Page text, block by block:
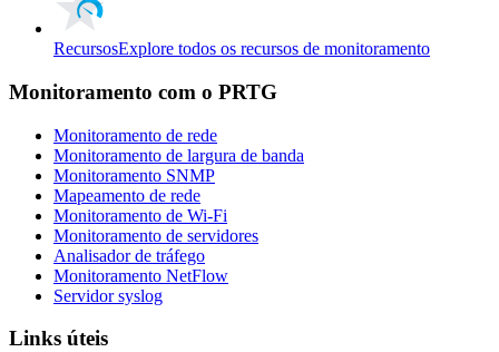
RecursosExplore todos os recursos de monitoramento
Monitoramento com o PRTG
Monitoramento de rede
Monitoramento de largura de banda
Monitoramento SNMP
Mapeamento de rede
Monitoramento de Wi-Fi
Monitoramento de servidores
Analisador de tráfego
Monitoramento NetFlow
Servidor syslog
Links úteis